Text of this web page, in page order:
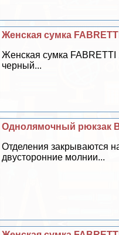
Женская сумка
Женская сумка FABRETTI
черный...
Однолямочный рюкзак
Отделения закрываются
двусторонние молнии...